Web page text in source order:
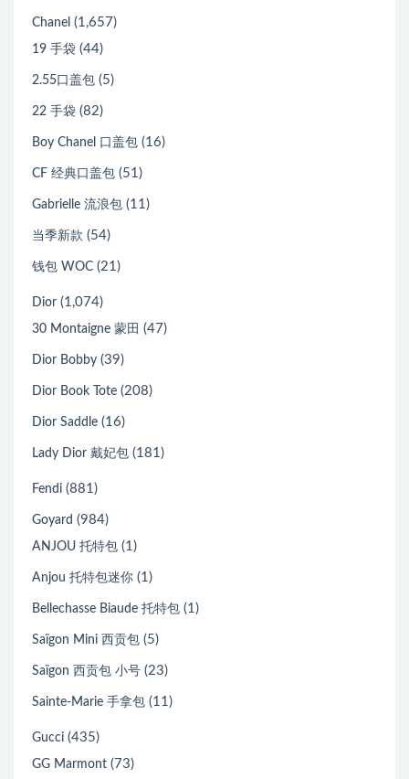
Chanel (1,657)
19 手袋 (44)
2.55口盖包 (5)
22 手袋 (82)
Boy Chanel 口盖包 (16)
CF 经典口盖包 (51)
Gabrielle 流浪包 (11)
当季新款 (54)
钱包 WOC (21)
Dior (1,074)
30 Montaigne 蒙田 (47)
Dior Bobby (39)
Dior Book Tote (208)
Dior Saddle (16)
Lady Dior 戴妃包 (181)
Fendi (881)
Goyard (984)
ANJOU 托特包 (1)
Anjou 托特包迷你 (1)
Bellechasse Biaude 托特包 (1)
Saïgon Mini 西贡包 (5)
Saïgon 西贡包 小号 (23)
Sainte-Marie 手拿包 (11)
Gucci (435)
GG Marmont (73)